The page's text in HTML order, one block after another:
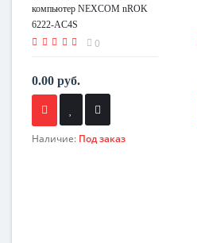
компьютер NEXCOM nROK
6222-AC4S
0
0.00 руб.
Наличие: Под заказ